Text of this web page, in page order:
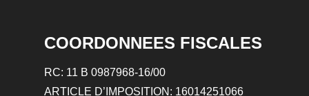
COORDONNEES FISCALES
RC: 11 B 0987968-16/00
ARTICLE D’IMPOSITION: 16014251066